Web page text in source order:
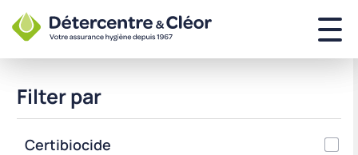
Filter par
Certibiocide